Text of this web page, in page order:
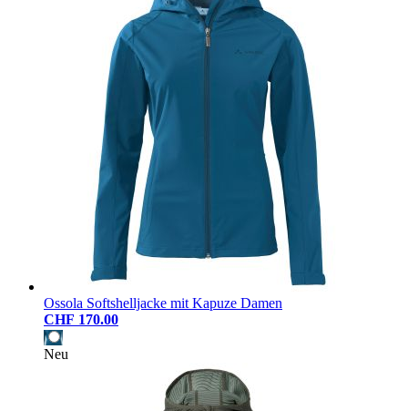
Ossola Softshelljacke mit Kapuze Damen
CHF 170.00
Neu